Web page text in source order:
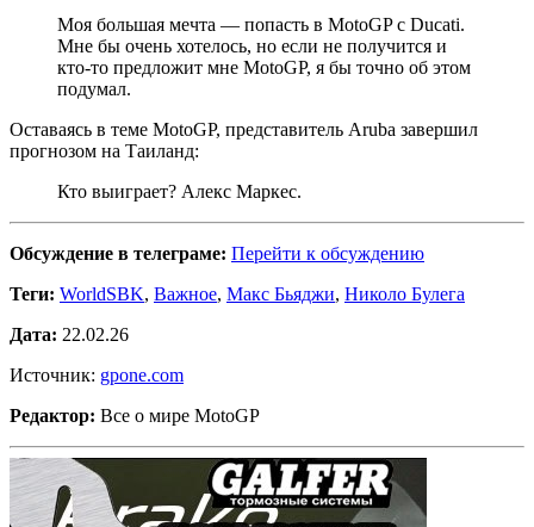
Моя большая мечта — попасть в MotoGP с Ducati.
Мне бы очень хотелось, но если не получится и
кто-то предложит мне MotoGP, я бы точно об этом
подумал.
Оставаясь в теме MotoGP, представитель Aruba завершил
прогнозом на Таиланд:
Кто выиграет? Алекс Маркес.
Обсуждение в телеграме: Перейти к обсуждению
Теги: WorldSBK, Важное, Макс Бьяджи, Николо Булега
Дата: 22.02.26
Источник: gpone.com
Редактор: Все о мире MotoGP